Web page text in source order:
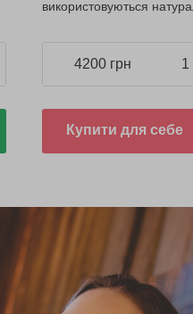
використовуються
4200 грн 1
Купити для себе